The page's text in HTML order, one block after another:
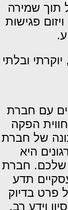
תוך שמירה
פגישות
ובלתי
עם חברת
הפקה
של חברת
היא
שלכם. חברת
תדע
פרט בדיוק
וידע רב,